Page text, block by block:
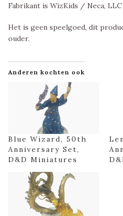
Fabrikant is WizKids / Neca,
Het is geen speelgoed, dit
ouder.
Anderen kochten ook
Blue Wizard, 50th
Anniversary Set,
D&D Miniatures